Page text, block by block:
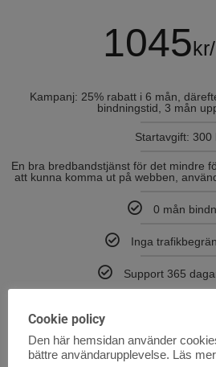
1045
Kampanj: 25% rabatt i 6 mån,
bindningstid, 3 mån
Startavgift: 300
En bra bredbandstjänst för det mindre
att kunna komma ut på webben,
0 mån
Inga
Support 365
Cookie policy
Den här hemsidan använder
bättre användarupplevelse. Läs